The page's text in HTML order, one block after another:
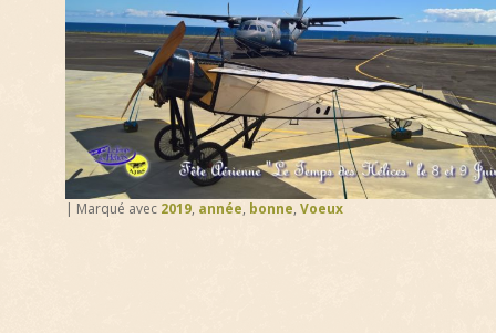
| Marqué avec 2019, année, bonne, Voeux